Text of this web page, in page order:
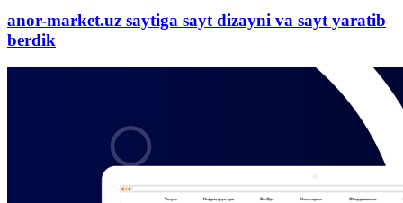
anor-market.uz saytiga sayt dizayni va sayt yaratib
berdik